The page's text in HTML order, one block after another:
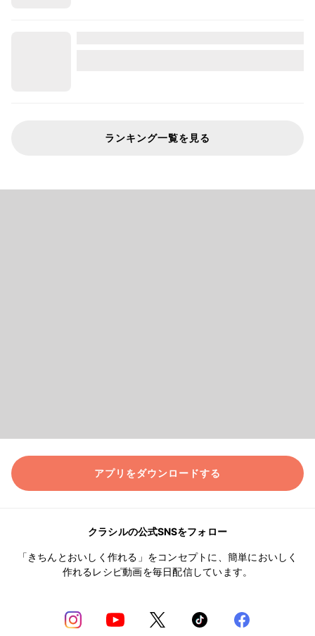
ランキング一覧を見る
アプリをダウンロードする
クラシルの公式SNSをフォロー
「きちんとおいしく作れる」をコンセプトに、簡単においしく
作れるレシピ動画を毎日配信しています。